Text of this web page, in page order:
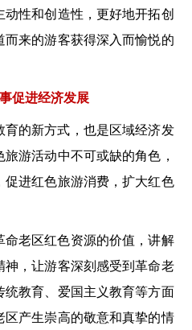
性和创造性，更好地开拓创
来的游客获得深入而愉悦的
促进经济发展
育的新方式，也是区域经济发
游活动中不可或缺的角色，
进红色旅游消费，扩大红色
命老区红色资源的价值，讲解
，让游客深刻感受到革命老
统教育、爱国主义教育等方面
区产生崇高的敬意和真挚的情